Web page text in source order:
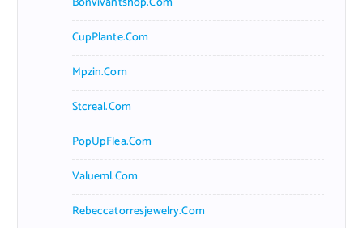
CupPlante.com
Mpzin.com
Stcreal.com
PopUpFlea.com
Valueml.com
Rebeccatorresjewelry.com